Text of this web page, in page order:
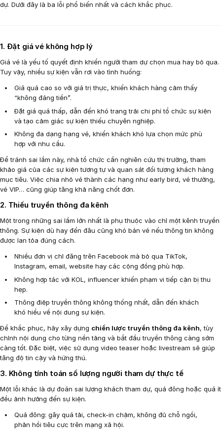
dự. Dưới đây là ba lỗi phổ biến nhất và cách khắc phục.
1. Đặt giá vé không hợp lý
Giá vé là yếu tố quyết định khiến người tham dự chọn mua hay bỏ qua.
Tuy vậy, nhiều sự kiện vẫn rơi vào tình huống:
Giá quá cao so với giá trị thực, khiến khách hàng cảm thấy
“không đáng tiền”.
Đặt giá quá thấp, dẫn đến khó trang trải chi phí tổ chức sự kiện
và tạo cảm giác sự kiện thiếu chuyên nghiệp.
Không đa dạng hạng vé, khiến khách khó lựa chọn mức phù
hợp với nhu cầu.
Để tránh sai lầm này, nhà tổ chức cần nghiên cứu thị trường, tham
khảo giá của các sự kiện tương tự và quan sát đối tượng khách hàng
mục tiêu. Việc chia nhỏ vé thành các hạng như early bird, vé thường,
vé VIP… cũng giúp tăng khả năng chốt đơn.
2. Thiếu truyền thông đa kênh
Một trong những sai lầm lớn nhất là phụ thuộc vào chỉ một kênh truyền
thông. Sự kiện dù hay đến đâu cũng khó bán vé nếu thông tin không
được lan tỏa đúng cách.
Nhiều đơn vị chỉ đăng trên Facebook mà bỏ qua TikTok,
Instagram, email, website hay các cộng đồng phù hợp.
Không hợp tác với KOL, influencer khiến phạm vi tiếp cận bị thu
hẹp.
Thông điệp truyền thông không thống nhất, dẫn đến khách
khó hiểu về nội dung sự kiện.
Để khắc phục, hãy xây dựng chiến lược truyền thông đa kênh, tùy
chỉnh nội dung cho từng nền tảng và bắt đầu truyền thông càng sớm
càng tốt. Đặc biệt, việc sử dụng video teaser hoặc livestream sẽ giúp
tăng độ tin cậy và hứng thú.
3. Không tính toán số lượng người tham dự thực tế
Một lỗi khác là dự đoán sai lượng khách tham dự, quá đông hoặc quá ít
đều ảnh hưởng đến sự kiện.
Quá đông: gây quá tải, check-in chậm, không đủ chỗ ngồi,
phản hồi tiêu cực trên mạng xã hội.